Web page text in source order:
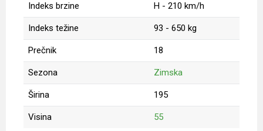
Indeks brzine H - 210 km/h
Indeks težine 93 - 650 kg
Prečnik 18
Sezona Zimska
Širina 195
Visina 55